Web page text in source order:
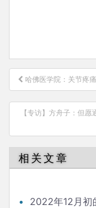
文
章
导
哈佛医学院：关节疼
【专访】方舟子：但
相关文章
2022年12月初